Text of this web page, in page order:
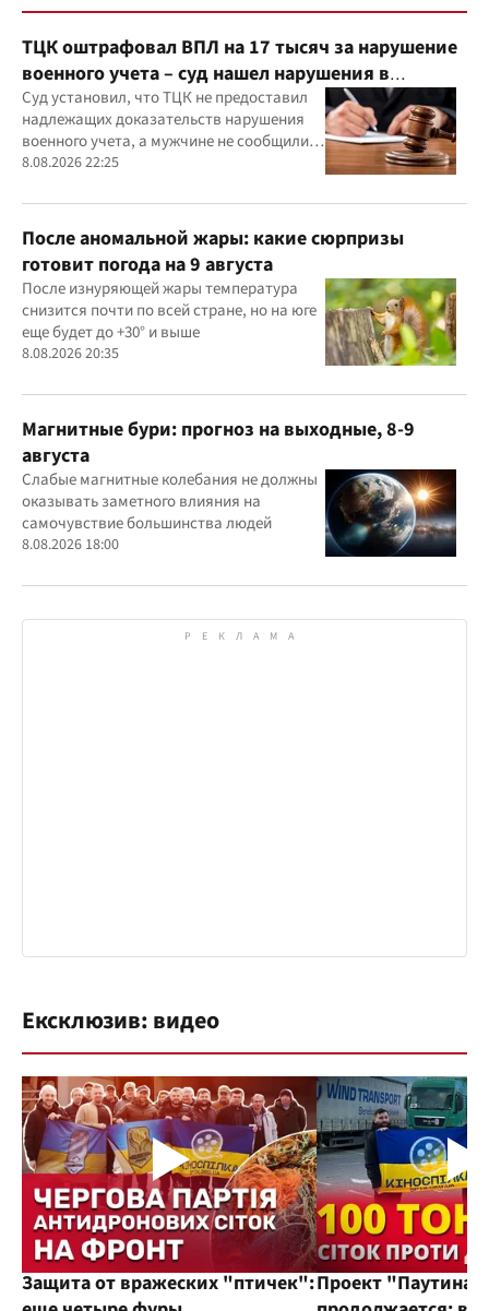
ТЦК оштрафовал ВПЛ на 17 тысяч за нарушение
военного учета – суд нашел нарушения в
действиях ТЦК
Суд установил, что ТЦК не предоставил
надлежащих доказательств нарушения
военного учета, а мужчине не сообщили
должным образом о дате и месте
8.08.2026 22:25
После аномальной жары: какие сюрпризы
готовит погода на 9 августа
После изнуряющей жары температура
снизится почти по всей стране, но на юге
еще будет до +30° и выше
8.08.2026 20:35
Магнитные бури: прогноз на выходные, 8-9
августа
Слабые магнитные колебания не должны
оказывать заметного влияния на
самочувствие большинства людей
8.08.2026 18:00
Ексклюзив: видео
Защита от вражеских "птичек":Проект "Паутина"